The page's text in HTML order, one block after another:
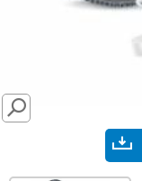
SEARCH